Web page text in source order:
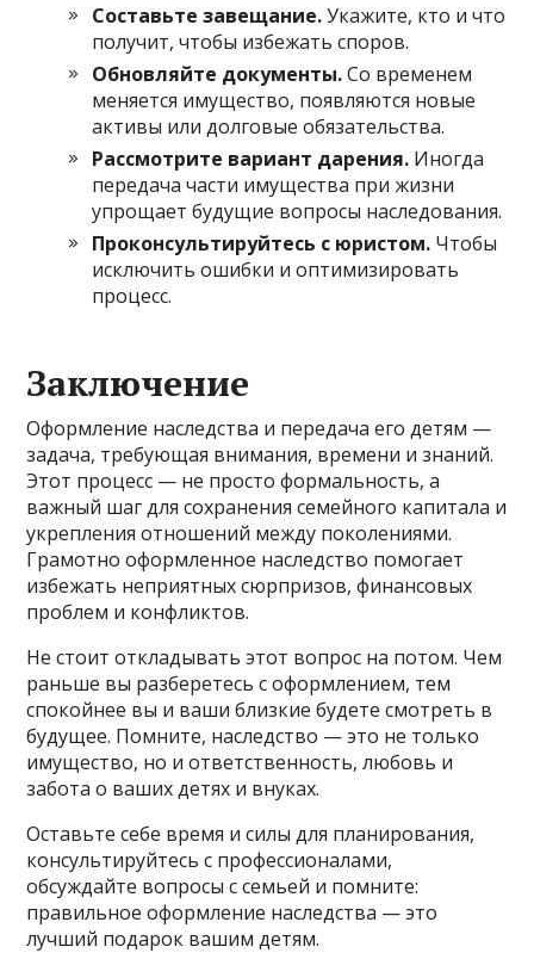
Составьте завещание.Укажите, кто и что
получит, чтобы избежать споров.
Обновляйте документы.Со временем
меняется имущество, появляются новые
активы или долговые обязательства.
Рассмотрите вариант дарения. Иногда
передача части имущества при жизни
упрощает будущие вопросы наследования.
Проконсультируйтесь с юристом. Чтобы
исключить ошибки и оптимизировать
процесс.
Заключение
Оформление наследства и передача его детям —
задача, требующая внимания, времени и знаний.
Этот процесс — не просто формальность, а
важный шаг для сохранения семейного капитала и
укрепления отношений между поколениями.
Грамотно оформленное наследство помогает
избежать неприятных сюрпризов, финансовых
проблем и конфликтов.
Не стоит откладывать этот вопрос на потом. Чем
раньше вы разберетесь с оформлением, тем
спокойнее вы и ваши близкие будете смотреть в
будущее. Помните, наследство — это не только
имущество, но и ответственность, любовь и
забота о ваших детях и внуках.
Оставьте себе время и силы для планирования,
консультируйтесь с профессионалами,
обсуждайте вопросы с семьей и помните:
правильное оформление наследства — это
лучший подарок вашим детям.